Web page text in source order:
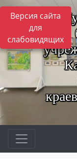
Версия сайта
для
слабовидящих